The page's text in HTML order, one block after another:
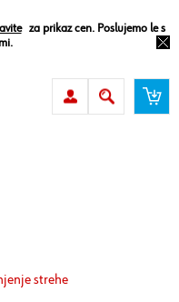
za prikaz cen. Poslujemo le s
strehe